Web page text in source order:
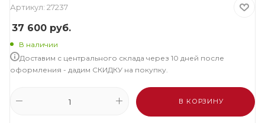
Артикул: 27237
37 600 руб.
В наличии
Доставим с центрального склада через 10 дней после
оформления - дадим СКИДКУ на покупку.
В КОРЗИНУ